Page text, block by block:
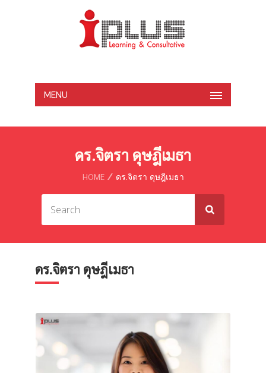
MENU
ดร.จิตรา ดุษฎีเมธา
HOME ดร.จิตรา ดุษฎีเมธา
ดร.จิตรา ดุษฎีเมธา